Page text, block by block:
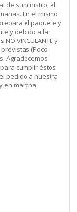
de suministro, el
En el mismo
el paquete y
y debido a la
VINCULANTE y
(Poco
Agradecemos
cumplir éstos
pedido a nuestra
en marcha.